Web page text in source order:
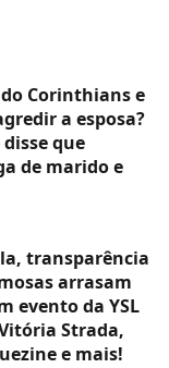
Corinthians e
a esposa?
que
de marido e
transparência
arrasam
evento da YSL
Strada,
e mais!